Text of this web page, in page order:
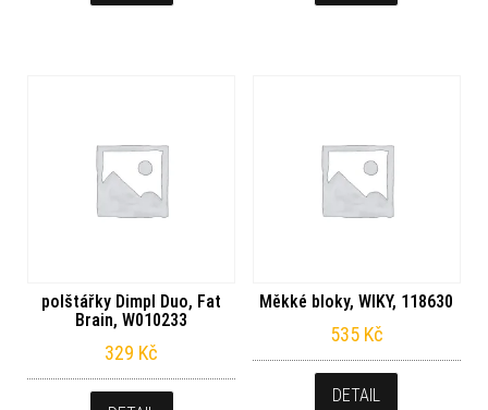
polštářky Dimpl Duo, Fat
Brain, W010233
329 Kč
Měkké bloky, WIKY, 118630
535 Kč
DETAIL